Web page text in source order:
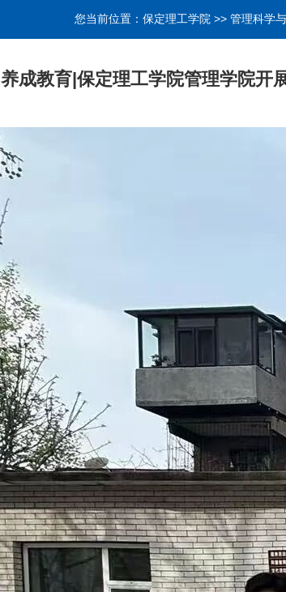
您当前位置： 保定理工学院 >> 管理科学
养成教育|保定理工学院管理学院开